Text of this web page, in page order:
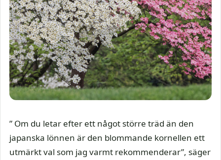
” Om du letar efter ett något större träd än den
japanska lönnen är den blommande kornellen ett
utmärkt val som jag varmt rekommenderar”, säger